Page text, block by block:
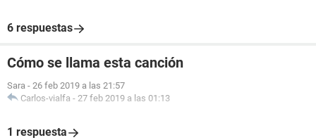
6 respuestas
Cómo se llama esta canción
Sara - 26 feb 2019 a las 21:57
Carlos-vialfa - 27 feb 2019 a las 01:13
1 respuesta